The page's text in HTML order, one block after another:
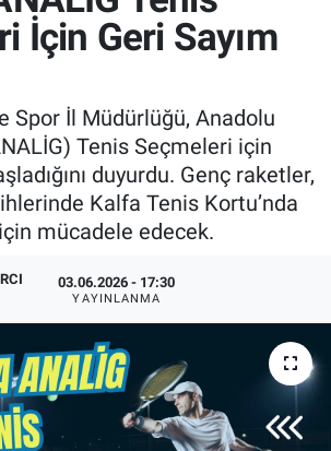
İçin Geri Sayım
Spor İl Müdürlüğü, Anadolu
Tenis Seçmeleri için
duyurdu. Genç raketler,
Kalfa Tenis Kortu’nda
mücadele edecek.
03.06.2026 - 17:30
YAYINLANMA